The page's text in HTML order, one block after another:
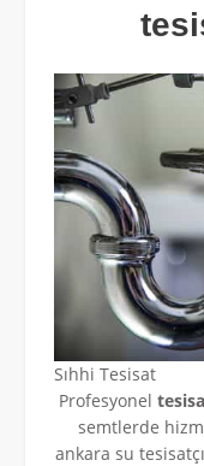
Sıhhi Tesisat
Profesyonel
semtlerde
ankara su